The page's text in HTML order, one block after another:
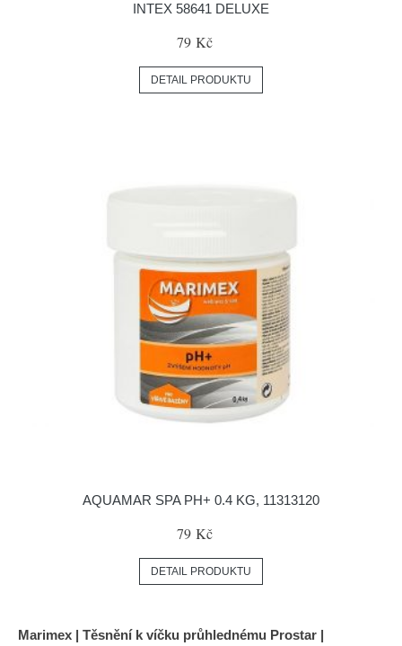
INTEX 58641 DELUXE
79 Kč
DETAIL PRODUKTU
AQUAMAR SPA PH+ 0.4 KG, 11313120
79 Kč
DETAIL PRODUKTU
Marimex | Těsnění k víčku průhlednému Prostar |